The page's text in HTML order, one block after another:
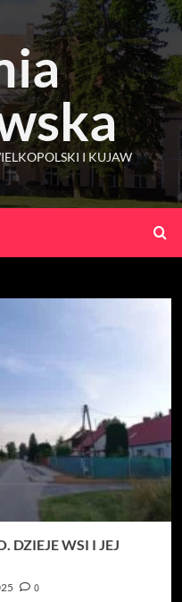
I KUJAW
DZIEJE WSI I JEJ
0